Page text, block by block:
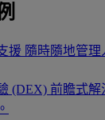
援 隨時隨地管理
(DEX) 前瞻式解